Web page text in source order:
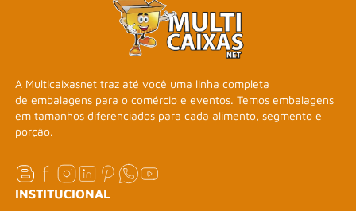
A Multicaixasnet traz até você uma linha completa
de embalagens para o comércio e eventos. Temos embalagens
em tamanhos diferenciados para cada alimento, segmento e
porção.
INSTITUCIONAL